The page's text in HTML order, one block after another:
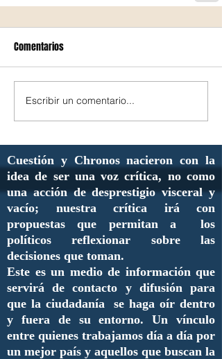
Comentarios
Escribir un comentario...
Cuestión y Chronos nacieron con la
idea de ser una voz crítica, no como
una acción de desprestigio visceral y
vacío; nuestra crítica irá con
propuestas que permitan a los
políticos reflexionar sobre las
decisiones que toman.
Este es un medio de información que
servirá de contacto y difusión para
que la ciudadanía se haga oír dentro
y fuera de su entorno. Un vínculo
entre quienes trabajamos día a día por
un mejor país y aquellos que buscan la